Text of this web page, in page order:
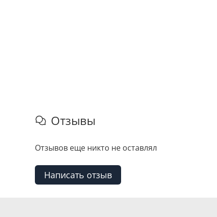
Отзывы
Отзывов еще никто не оставлял
Написать отзыв